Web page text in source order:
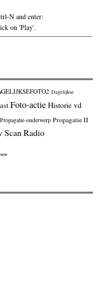
N and enter:
on 'Play'.
Dagelijkse
Foto-actieHistorie vd
Propagatie-onderwerp Propagatie II
Scan Radio